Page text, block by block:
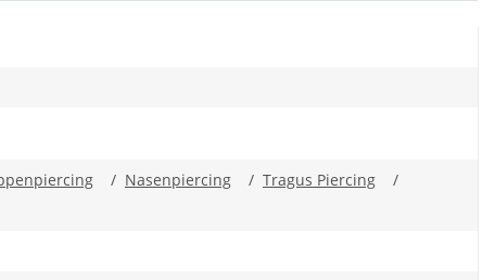
/ Nasenpiercing / Tragus Piercing
/